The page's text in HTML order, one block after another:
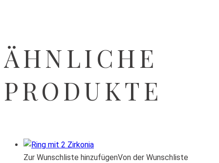
ÄHNLICHE
PRODUKTE
Zur Wunschliste hinzufügenVon der Wunschliste